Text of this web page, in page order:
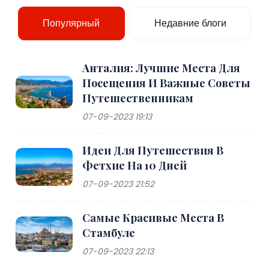
Популярный Недавние блоги
Анталия: Лучшие Места Для
Посещения И Важные Советы
Путешественникам
07-09-2023 19:13
Идеи Для Путешествия В
Фетхие На 10 Дней
07-09-2023 21:52
Самые Красивые Места В
Стамбуле
07-09-2023 22:13